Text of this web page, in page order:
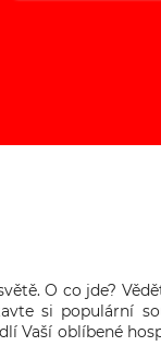
O co jde?
si populární
Vaší oblíbené